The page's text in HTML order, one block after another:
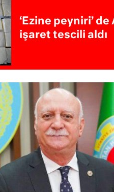
‘Ezine peyniri’
işaret tescili aldı